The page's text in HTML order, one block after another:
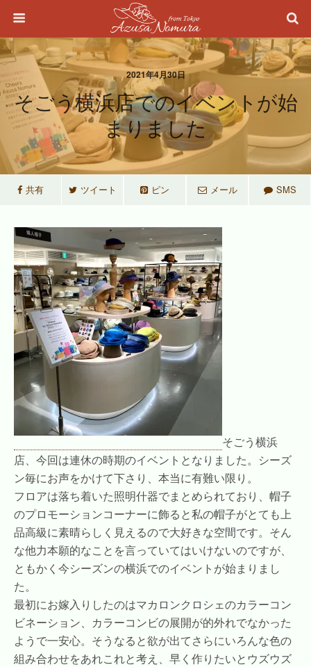
2021年4月30日
そごう横浜店でのイベントが始
まりました
共有 ツイート ピン メール SMS
そごう横浜
店、今回は連休の時期のイベントとなりました。シーズ
ン毎にお声をかけて下さり、本当に有難い限り。
フロアは落ち着いた照明什器でまとめられており、帽子
のプロモーションコーナーに飾ると私の帽子がとても上
品高級に素晴らしく見えるので大好きな空間です。そん
な他力本願的なことを言っていてはいけないのですが、
ともかく今シーズンの横浜でのイベントが始まりまし
た。
最初にお嫁入りしたのはマカロンクロシェのカラーコン
ビネーション、カラーコンビの展開が的外れでなかった
ようで一安心。そうなると欲が出てさらにいろんな色の
組み合わせをあれこれと考え、早く作りたいとウズウズ